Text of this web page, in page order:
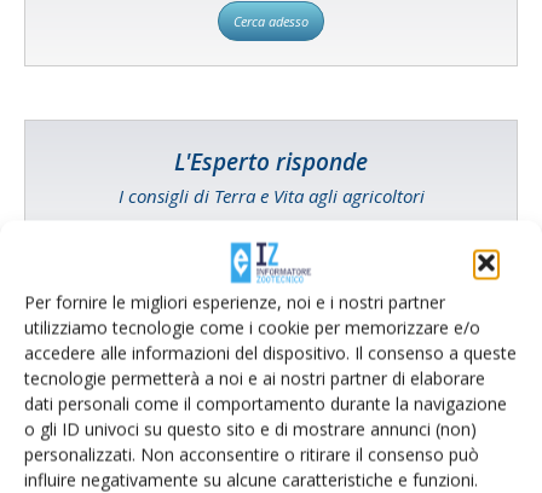
Per fornire le migliori esperienze, noi e i nostri partner
utilizziamo tecnologie come i cookie per memorizzare e/o
accedere alle informazioni del dispositivo. Il consenso a queste
tecnologie permetterà a noi e ai nostri partner di elaborare
dati personali come il comportamento durante la navigazione
o gli ID univoci su questo sito e di mostrare annunci (non)
personalizzati. Non acconsentire o ritirare il consenso può
influire negativamente su alcune caratteristiche e funzioni.
Cerca adesso
L'Esperto risponde
I consigli di Terra e Vita agli agricoltori
Cerca adesso